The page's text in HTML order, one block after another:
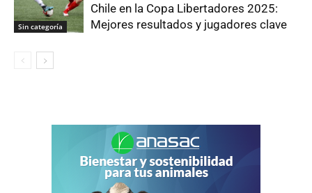
Sin categoría
Chile en la Copa Libertadores 2025:
Mejores resultados y jugadores clave